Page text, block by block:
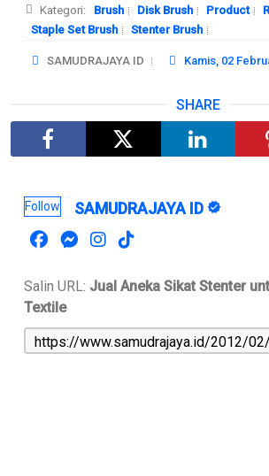
Kategori: Brush Disk Brush Product
Staple Set Brush
Stenter Brush
SAMUDRAJAYA ID Kamis, 02
SHARE
Follow SAMUDRAJAYA ID
Salin URL: Jual Aneka Sikat Stenter
Textile